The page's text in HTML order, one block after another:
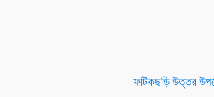
ফটিকছড়ি উত্তর